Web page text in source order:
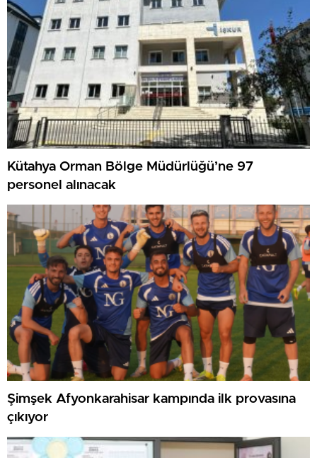
Kütahya Orman Bölge Müdürlüğü’ne 97
personel alınacak
Şimşek Afyonkarahisar kampında ilk provasına
çıkıyor